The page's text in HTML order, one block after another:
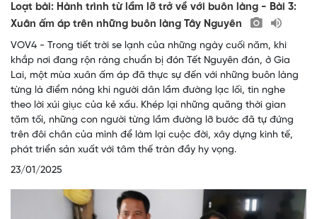
Loạt bài: Hành trình từ lầm lỡ trở về với buôn làng - Bài 3:
Xuân ấm áp trên những buôn làng Tây Nguyên
VOV4 - Trong tiết trời se lạnh của những ngày cuối năm, khi
khắp nơi đang rộn ràng chuẩn bị đón Tết Nguyên đán, ở Gia
Lai, một mùa xuân ấm áp đã thực sự đến với những buôn làng
từng là điểm nóng khi người dân lầm đường lạc lối, tin nghe
theo lời xúi giục của kẻ xấu. Khép lại những quãng thời gian
tăm tối, những con người từng lầm đường lỡ bước đã tự đứng
trên đôi chân của mình để làm lại cuộc đời, xây dựng kinh tế,
phát triển sản xuất với tâm thế tràn đầy hy vọng.
23/01/2025